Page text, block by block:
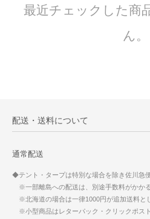
最近チェックした商
ん。
配送・送料について
通常配送
◆テント・タープは特別な場合を除き佐川急
※一部離島への配送は、別途手数料がかかる
※北海道の場合は一律1000円が追加送料と
※小型商品はレターパック・クリックポス